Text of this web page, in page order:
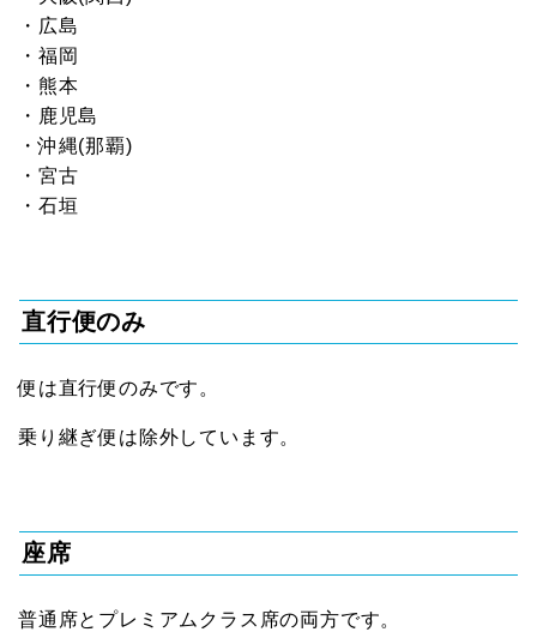
・広島
・福岡
・熊本
・鹿児島
・沖縄(那覇)
・宮古
・石垣
直行便のみ
便は直行便のみです。
乗り継ぎ便は除外しています。
座席
普通席とプレミアムクラス席の両方です。